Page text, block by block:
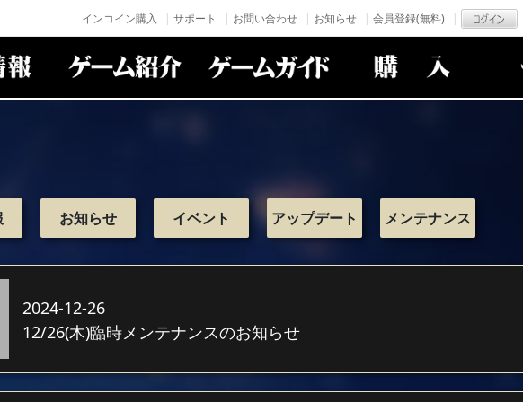
インコイン購入 サポート お問い合わせ お知らせ 会員登録(無料)
お知らせ イベント アップデート メンテナンス
2024-12-26
12/26(木)臨時メンテナンスのお知らせ